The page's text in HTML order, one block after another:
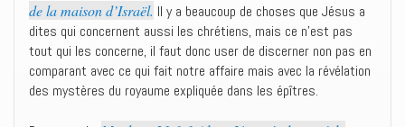
de la maison d’Israël. Il y a beaucoup de choses que Jésus a
dites qui concernent aussi les chrétiens, mais ce n’est pas
tout qui les concerne, il faut donc user de discerner non pas en
comparant avec ce qui fait notre affaire mais avec la révélation
des mystères du royaume expliquée dans les épîtres.